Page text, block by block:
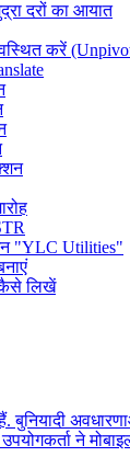
दरों का आयात
करें
"YLC Utilities"
लिखें
बुनियादी
ने